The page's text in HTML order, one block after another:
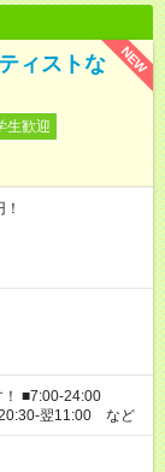
NEW
ィストな
生歓迎
！ ■7:00-24:00
翌11:00 など